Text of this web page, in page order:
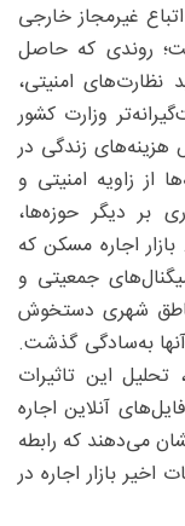
غیرمجاز خارجی
روندی که حاصل
نظارت‌های امنیتی،
وزارت کشور
هزینه‌های زندگی در
از زاویه امنیتی و
بر دیگر حوزه‌ها،
اجاره مسکن که
جمعیتی و
شهری دستخوش
به‌سادگی گذشت.
این تاثیرات
آنلاین اجاره
می‌دهند که رابطه
بازار اجاره در